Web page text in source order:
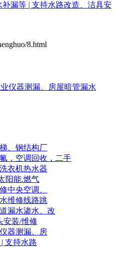
漏等 | 支持水路改造、洁具安
8.html
仪器测漏、房屋暗管漏水
、钢结构厂
，空调回收，二手
衣机热水器
阳能.燃气
中央空调、
维修线路跳
漏水渗水、改
安装/维修
器测漏、房
支持水路